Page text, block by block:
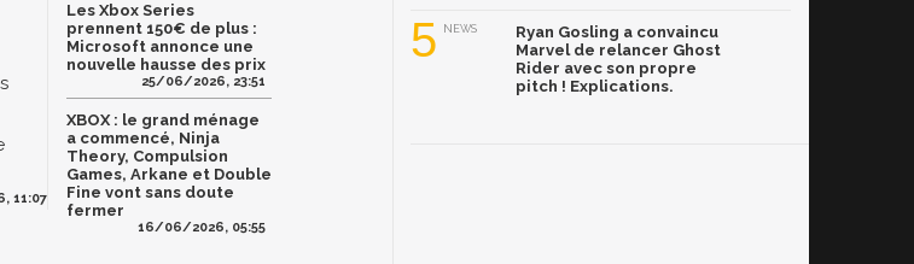
11:07
Les Xbox Series
prennent 150€ de plus :
Microsoft annonce une
nouvelle hausse des prix
25/06/2026, 23:51
XBOX : le grand ménage
a commencé, Ninja
Theory, Compulsion
Games, Arkane et Double
Fine vont sans doute
fermer
16/06/2026, 05:55
5 NEWS
Ryan Gosling a convaincu
Marvel de relancer Ghost
Rider avec son propre
pitch ! Explications.